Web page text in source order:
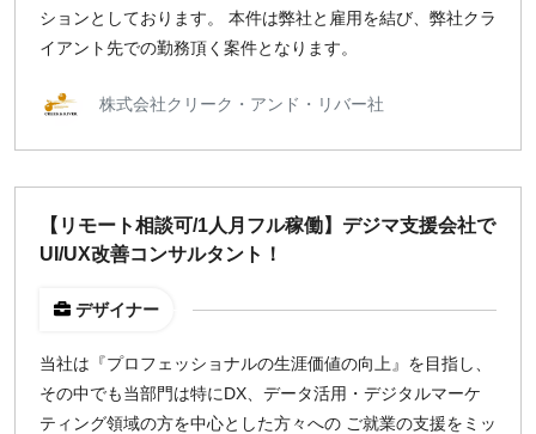
ションとしております。 本件は弊社と雇用を結び、弊社クラ
イアント先での勤務頂く案件となります。
株式会社クリーク・アンド・リバー社
【リモート相談可/1人月フル稼働】デジマ支援会社で
UI/UX改善コンサルタント！
デザイナー
当社は『プロフェッショナルの生涯価値の向上』を目指し、
その中でも当部門は特にDX、データ活用・デジタルマーケ
ティング領域の方を中心とした方々への ご就業の支援をミッ